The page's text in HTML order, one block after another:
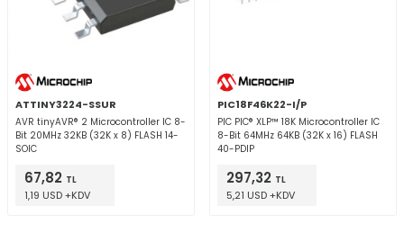
ATTINY3224-SSUR
AVR tinyAVR® 2 Microcontroller IC 8-
Bit 20MHz 32KB (32K x 8) FLASH 14-
SOIC
67,82 TL
1,19 USD +KDV
PIC18F46K22-I/P
PIC PIC® XLP™ 18K Microcontroller IC
8-Bit 64MHz 64KB (32K x 16) FLASH
40-PDIP
297,32 TL
5,21 USD +KDV